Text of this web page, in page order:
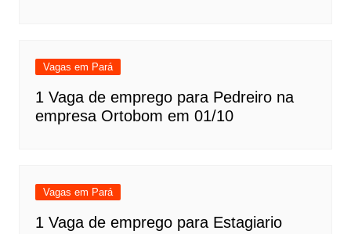
Vagas em Pará
1 Vaga de emprego para Pedreiro na
empresa Ortobom em 01/10
Vagas em Pará
1 Vaga de emprego para Estagiario